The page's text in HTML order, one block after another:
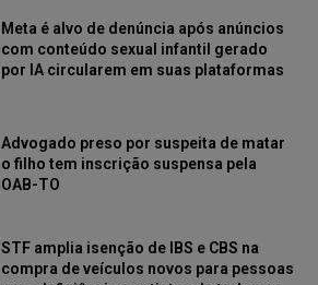
Meta é alvo de denúncia após anúncios
com conteúdo sexual infantil gerado
por IA circularem em suas plataformas
Advogado preso por suspeita de matar
o filho tem inscrição suspensa pela
OAB-TO
STF amplia isenção de IBS e CBS na
compra de veículos novos para pessoas